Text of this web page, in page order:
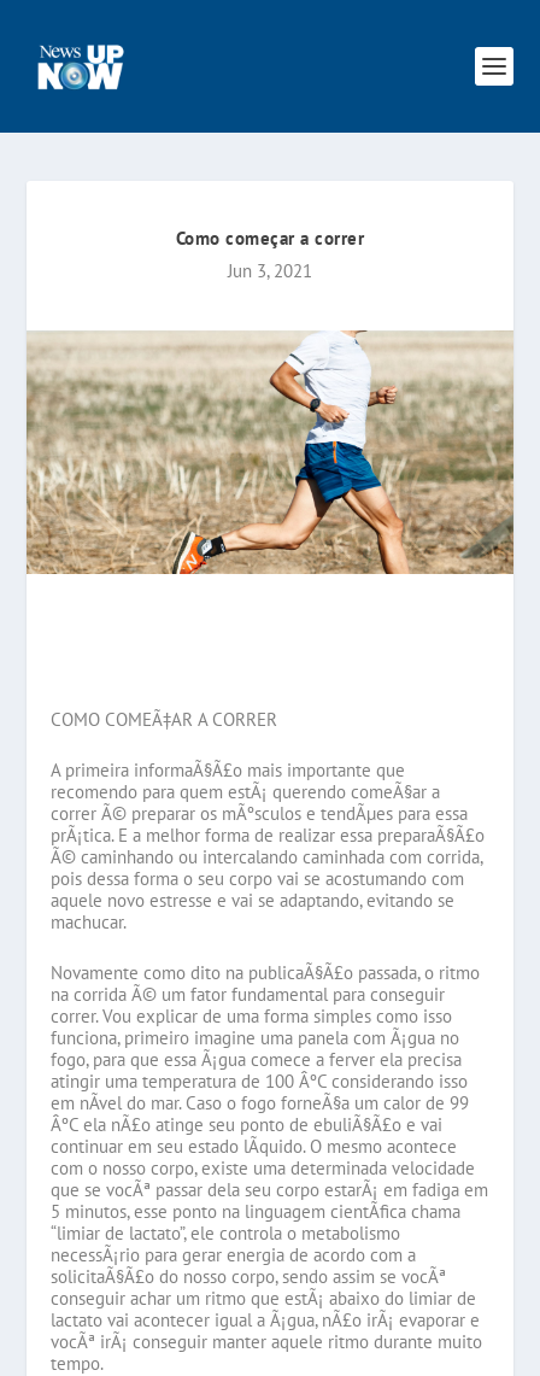
Como começar a correr
Jun 3, 2021
COMO COMEÃ‡AR A CORRER
A primeira informaÃ§Ã£o mais importante que
recomendo para quem estÃ¡ querendo comeÃ§ar a
correr Ã© preparar os mÃºsculos e tendÃµes para essa
prÃ¡tica. E a melhor forma de realizar essa preparaÃ§Ã£o
Ã© caminhando ou intercalando caminhada com corrida,
pois dessa forma o seu corpo vai se acostumando com
aquele novo estresse e vai se adaptando, evitando se
machucar.
Novamente como dito na publicaÃ§Ã£o passada, o ritmo
na corrida Ã© um fator fundamental para conseguir
correr. Vou explicar de uma forma simples como isso
funciona, primeiro imagine uma panela com Ã¡gua no
fogo, para que essa Ã¡gua comece a ferver ela precisa
atingir uma temperatura de 100 ÂºC considerando isso
em nÃ­vel do mar. Caso o fogo forneÃ§a um calor de 99
ÂºC ela nÃ£o atinge seu ponto de ebuliÃ§Ã£o e vai
continuar em seu estado lÃ­quido. O mesmo acontece
com o nosso corpo, existe uma determinada velocidade
que se vocÃª passar dela seu corpo estarÃ¡ em fadiga em
5 minutos, esse ponto na linguagem cientÃ­fica chama
“limiar de lactato”, ele controla o metabolismo
necessÃ¡rio para gerar energia de acordo com a
solicitaÃ§Ã£o do nosso corpo, sendo assim se vocÃª
conseguir achar um ritmo que estÃ¡ abaixo do limiar de
lactato vai acontecer igual a Ã¡gua, nÃ£o irÃ¡ evaporar e
vocÃª irÃ¡ conseguir manter aquele ritmo durante muito
tempo.